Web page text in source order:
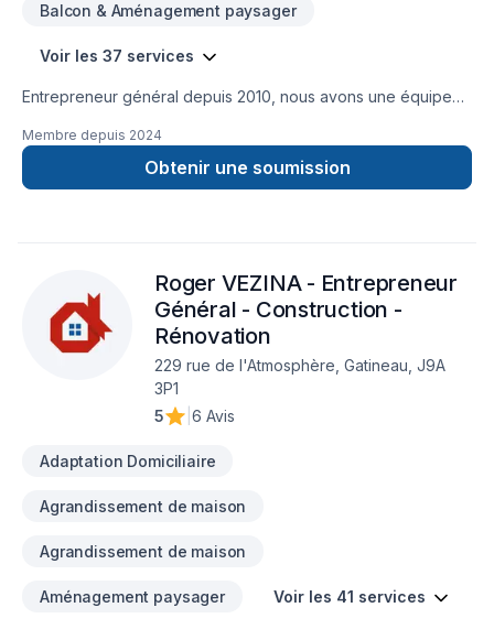
Balcon & Aménagement paysager
Voir les 37 services
Entrepreneur général depuis 2010, nous avons une équipe
agrandissement, rénovation de tous genres, toiture, peinture,
revêtement extérieur etc.
Membre depuis 2024
Obtenir une soumission
Roger VEZINA - Entrepreneur
Général - Construction -
Rénovation
229 rue de l'Atmosphère, Gatineau, J9A
3P1
5
6 Avis
Adaptation Domiciliaire
Agrandissement de maison
Agrandissement de maison
Aménagement paysager Voir les 41 services